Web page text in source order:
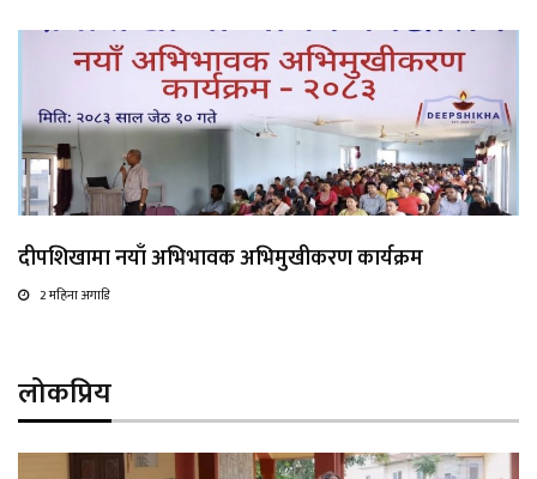
दीपशिखामा नयाँ अभिभावक अभिमुखीकरण कार्यक्रम
2 महिना अगाडि
लोकप्रिय